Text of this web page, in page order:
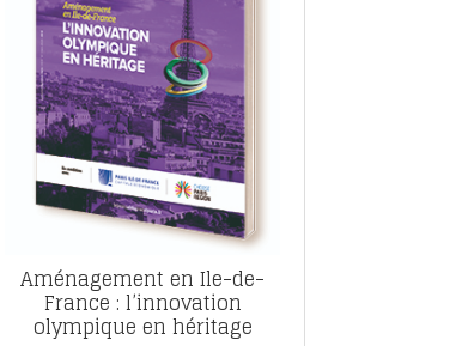
F. Vauglin détaille sa
parisien- 17
et de la finance
location de luxe-
Aménagement en Ile-de-
France : l’innovation
olympique en héritage